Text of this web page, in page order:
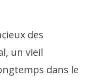
des
un vieil
dans le